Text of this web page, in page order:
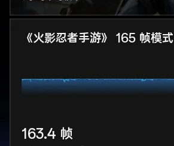
《火影忍者手游》 165 帧模式
163.4 帧